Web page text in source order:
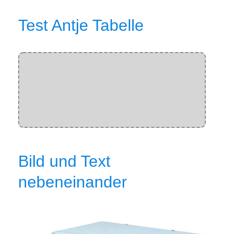
Test Antje Tabelle
Bild und Text
nebeneinander